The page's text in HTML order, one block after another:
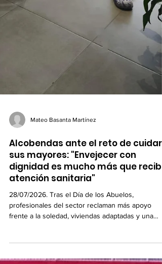
Alcobendas ante el reto de cuidar
sus mayores: "Envejecer con
dignidad es mucho más que recibir
atención sanitaria"
28/07/2026. Tras el Día de los Abuelos,
profesionales del sector reclaman más apoyo